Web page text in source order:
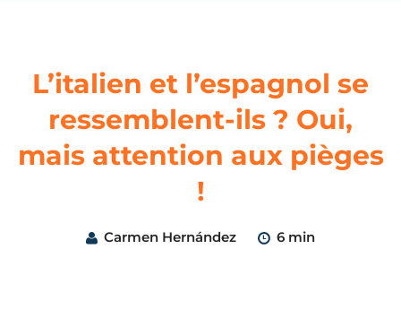
L’italien et l’espagnol se
ressemblent-ils ? Oui,
mais attention aux pièges
!
Carmen Hernández 6 min